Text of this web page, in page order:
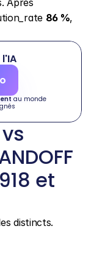
Après
86 %,
au monde
et
distincts.